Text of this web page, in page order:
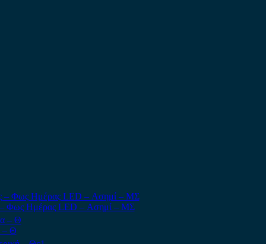
– Φως Ημέρας LED – Ασημί – ΜΣ
– Θ